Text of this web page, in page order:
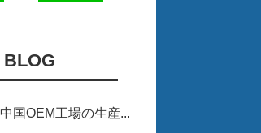
BLOG
中国OEM工場の生産...